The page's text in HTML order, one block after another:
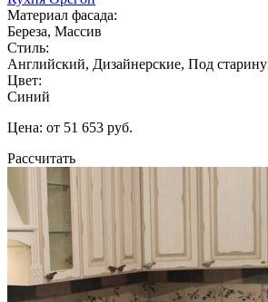
Материал фасада:
Береза, Массив
Стиль:
Английский, Дизайнерские, Под старину
Цвет:
Синий
Цена: от 51 653 руб.
Рассчитать